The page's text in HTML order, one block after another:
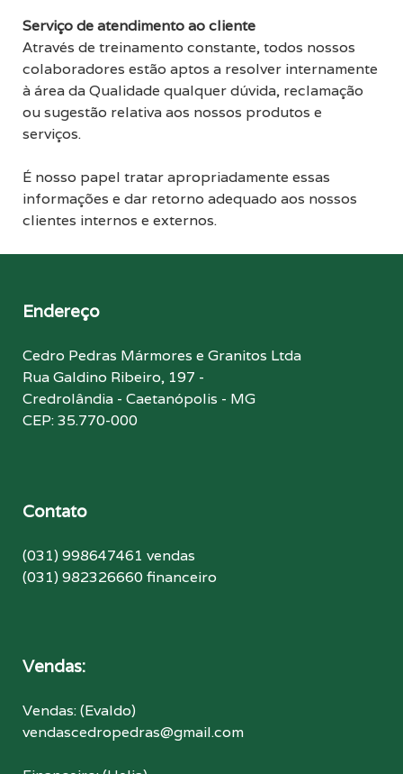
Serviço de atendimento ao cliente
Através de treinamento constante, todos nossos
colaboradores estão aptos a resolver internamente
à área da Qualidade qualquer dúvida, reclamação
ou sugestão relativa aos nossos produtos e
serviços.
É nosso papel tratar apropriadamente essas
informações e dar retorno adequado aos nossos
clientes internos e externos.
Endereço
Cedro Pedras Mármores e Granitos Ltda
Rua Galdino Ribeiro, 197 -
Credrolândia - Caetanópolis - MG
CEP: 35.770-000
Contato
(031) 998647461 vendas
(031) 982326660 financeiro
Vendas:
Vendas: (Evaldo)
vendascedropedras@gmail.com